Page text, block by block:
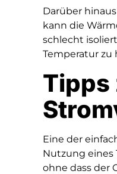
Darüber
kann die
schlecht
Temperatur zu
Tipps
Eine der
Nutzung eines
ohne dass der